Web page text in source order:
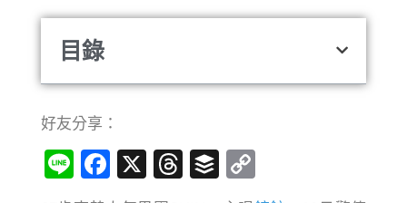
目錄
好友分享：
LineFacebook
X Threads
Buffer
Link